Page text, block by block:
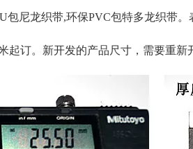
尼龙织带,环保PVC包特多龙织带
订。新开发的产品尺寸，需要重新